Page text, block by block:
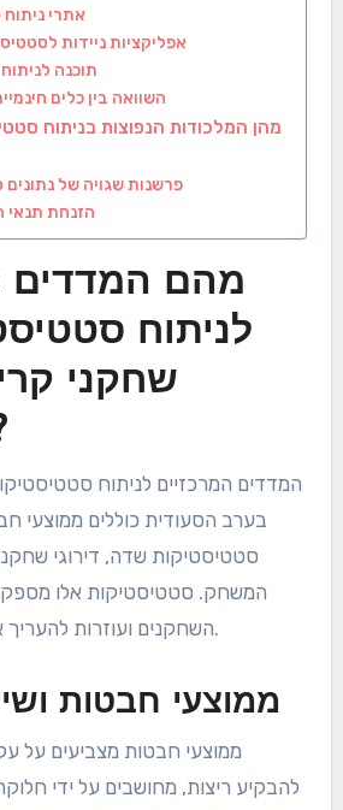
אתרי ניתוח
אפליקציות ניידות
תוכנה
השוואה בין כלים
מהן המלכודות הנפוצות בניתוח
פרשנות שגויה של
הזנחת תנאי
מהם המדדים
לניתוח
שחקני
המדדים המרכזיים לניתוח
בערב הסעודית כוללים ממוצעי
סטטיסטיקות שדה, דירוגי
המשחק. סטטיסטיקות אלו
השחקנים ועוזרות להעריך את תרומתם לקבוצה.
ממוצעי חבטות
ממוצעי חבטות מצביעים על
להבקיע ריצות, מחושבים על ידי